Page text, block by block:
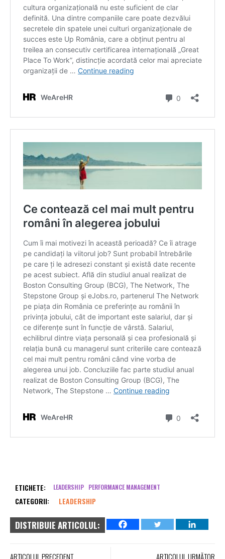
ETICHETE: LEADERSHIP PERFORMANCE MANAGEMENT
CATEGORII: LEADERSHIP
DISTRIBUIE ARTICOLUL:
ARTICOLUL PRECEDENT ARTICOLUL URMĂTOR